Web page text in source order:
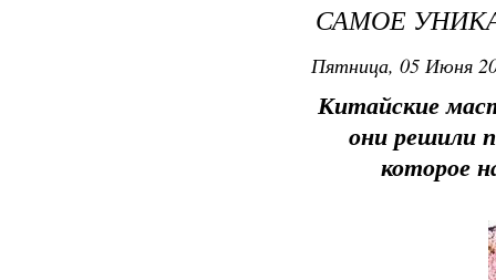
САМОЕ
Пятница, 05 Июня
Китайские
они решили
которое